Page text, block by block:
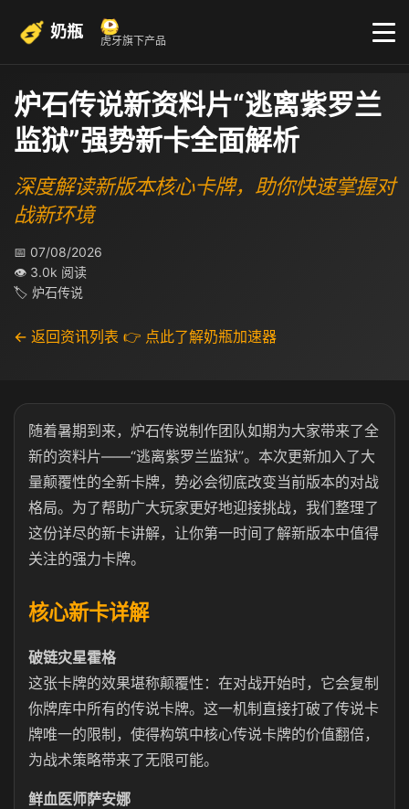
奶瓶 虎牙旗下产品
炉石传说新资料片“逃离紫罗兰
监狱”强势新卡全面解析
深度解读新版本核心卡牌，助你快速掌握对
战新环境
📅 07/08/2026
👁 3.0k 阅读
🏷 炉石传说
← 返回资讯列表 👉 点此了解奶瓶加速器
随着暑期到来，炉石传说制作团队如期为大家带来了全
新的资料片——“逃离紫罗兰监狱”。本次更新加入了大
量颠覆性的全新卡牌，势必会彻底改变当前版本的对战
格局。为了帮助广大玩家更好地迎接挑战，我们整理了
这份详尽的新卡讲解，让你第一时间了解新版本中值得
关注的强力卡牌。
核心新卡详解
破链灾星霍格
这张卡牌的效果堪称颠覆性：在对战开始时，它会复制
你牌库中所有的传说卡牌。这一机制直接打破了传说卡
牌唯一的限制，使得构筑中核心传说卡牌的价值翻倍，
为战术策略带来了无限可能。
鲜血医师萨安娜